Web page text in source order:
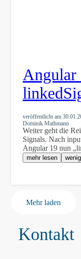
Angular
veröffentlicht am
Dominik Mathmann
Weiter geht die
Signals. Nach
Angular 19 nun
mehr lesen
Mehr laden
Kontakt